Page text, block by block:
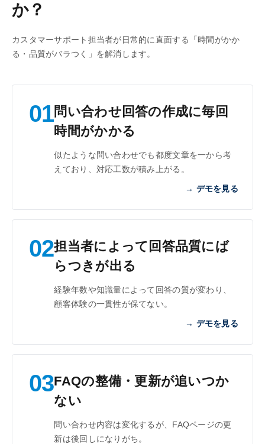
か？
カスタマーサポート担当者が日常的に直面する「時間がかか
る・品質がバラつく」を解消します。
01問い合わせ回答の作成に毎回
時間がかかる
似たような問い合わせでも都度文章を一から考
えており、対応工数が積み上がる。
→ デモを見る
02担当者によって回答品質にば
らつきが出る
経験年数や知識量によって回答の質が変わり、
顧客体験の一貫性が保てない。
→ デモを見る
03FAQの整備・更新が追いつか
ない
問い合わせ内容は変化するが、FAQページの更
新は後回しになりがち。